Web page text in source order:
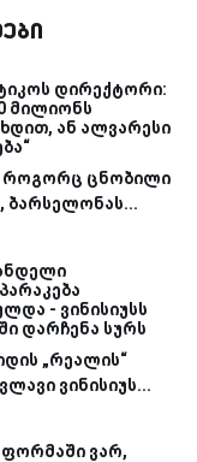
დირექტორი:
მილიონს
ან ალვარესი
როგორც ცნობილი
ბარსელონას...
- ვინისიუსს
დარჩენა სურს
„რეალის“
ვინისიუს...
ფორმაში ვარ,